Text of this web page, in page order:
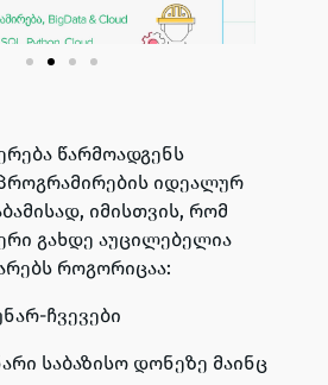
წარმოადგენს
იდეალურ
იმისთვის, რომ
გახდე აუცილებელია
როგორიცაა:
ჩვევები
საბაზისო დონეზე მაინც